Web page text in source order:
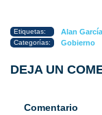
Etiquetas: Alan García
Categorías: Gobierno
DEJA UN
Comentario